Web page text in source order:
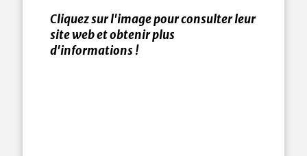
Cliquez sur l'image pour consulter leur
site web et obtenir plus
d'informations !